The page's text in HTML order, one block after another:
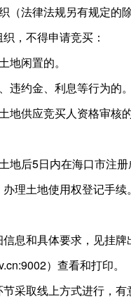
（法律法规另有规定
，不得申请竞买：
地闲置的。
违约金、利息等行为的。
地供应竞买人资格审
地后5日内在海口市注
理土地使用权登记手
息和具体要求，见挂
）查看和打印。
采取线上方式进行，